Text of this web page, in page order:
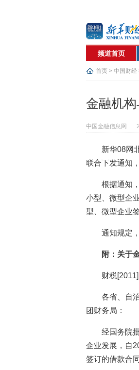
频道首页
首页 > 中国财经
金融机
中国金融信息网
新华08网
联合下发通知
根据通知
小型、微型企
型、微型企业
通知规定
附：关于
财税
各省、自
团财务局：
经国务院
企业发展，自
签订的借款合